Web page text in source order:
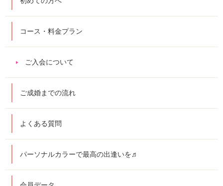
コース・料金プラン
ご入会について
ご成婚までの流れ
よくある質問
パーソナルカラーで最高の出逢いを♬